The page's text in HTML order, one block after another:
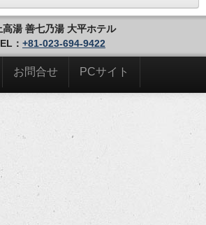
，源释放100％
那么大的浴室每分钟有340升丰富的水）
消毒剂
杆菌不能在强酸温泉中生长）
矿“ Somachido”
的作用可以促进细胞活化）
罕见的Somatide温泉！ !!!!
，根据日期，我们可能无法满足您的要求。
待时间8:00至20:00
高湯 善七乃湯 大平ホテル
： +81-023-694-9422
お問合せ PCサイト